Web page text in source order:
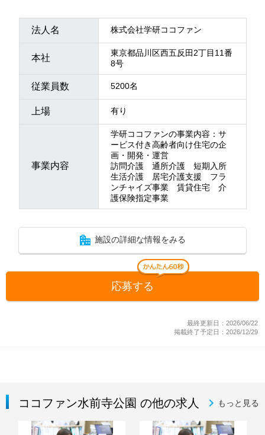
法人名 株式会社学研ココファン
本社
東京都品川区西五反田2丁目11番
8号
従業員数 5200名
上場 有り
事業内容
学研ココファンの事業内容：サ
ービス付き高齢者向け住宅の企
画・開発・運営
訪問介護 通所介護 短期入所
生活介護 居宅介護支援 フラ
ンチャイズ事業 賃貸住宅 介
護保険指定事業
施設の詳細な情報をみる
応募する
最終更新日：2026/06/22
掲載終了予定日：2026/12/29
ココファン水前寺公園 の他の求人 もっと見る